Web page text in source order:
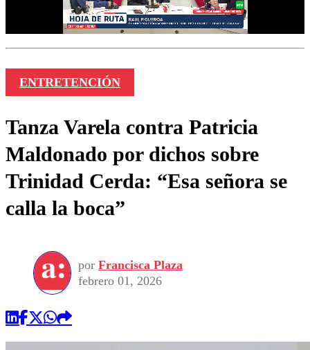
ENTRETENCIÓN
Tanza Varela contra Patricia
Maldonado por dichos sobre
Trinidad Cerda: “Esa señora se
calla la boca”
por Francisca Plaza
febrero 01, 2026